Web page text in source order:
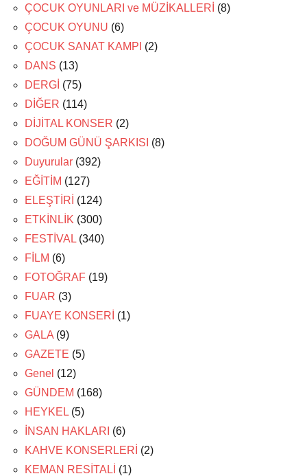
ÇOCUK OYUNLARI ve MÜZİKALLERİ (8)
ÇOCUK OYUNU (6)
ÇOCUK SANAT KAMPI (2)
DANS (13)
DERGİ (75)
DİĞER (114)
DİJİTAL KONSER (2)
DOĞUM GÜNÜ ŞARKISI (8)
Duyurular (392)
EĞİTİM (127)
ELEŞTİRİ (124)
ETKİNLİK (300)
FESTİVAL (340)
FİLM (6)
FOTOĞRAF (19)
FUAR (3)
FUAYE KONSERİ (1)
GALA (9)
GAZETE (5)
Genel (12)
GÜNDEM (168)
HEYKEL (5)
İNSAN HAKLARI (6)
KAHVE KONSERLERİ (2)
KEMAN RESİTALİ (1)